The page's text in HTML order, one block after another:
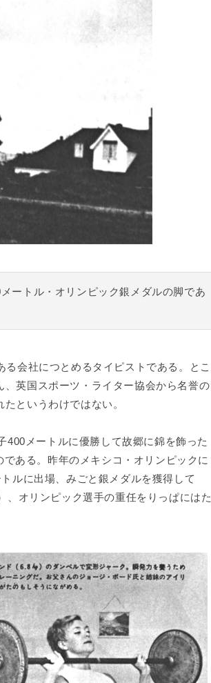
ートル・オリンピック銀メダルの脚であ
会社につとめるタイピストである。とこ
英国スポーツ・ライター協会から名誉の
というわけではない。
400メートルに優勝して故郷に錦を飾った
ある。昨年のメキシコ・オリンピックに
ルに出場、みごと銀メダルを獲得して
、オリンピック選手の重任をりっぱにはた